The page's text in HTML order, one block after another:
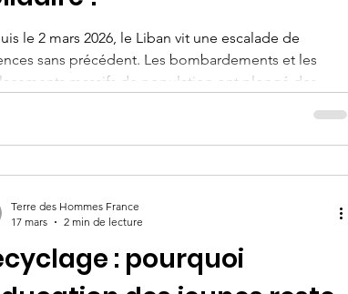
le 2 mars 2026, le Liban vit une escalade de
sans précédent. Les bombardements et les
massifs de population ont plongé des
dramatique. Face à cette crise, Terre des
France lance une cagnotte d’urgence sur
qui dispose d'une équipe au Liban depuis 2006.
: pourquoi
Terre des Hommes France
17 mars
2 min de lecture